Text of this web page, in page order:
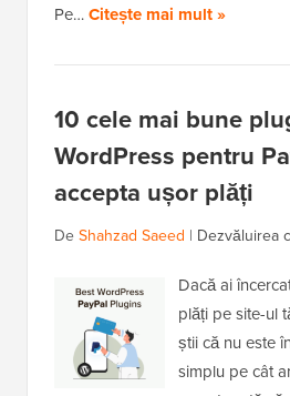
Pe…Citește mai mult »
10 cele mai bune
WordPress pentru
accepta ușor plăți
DeShahzad Saeed | Dezvăluirea
Dacă ai
plăți pe site-ul
știi că nu este
simplu pe cât